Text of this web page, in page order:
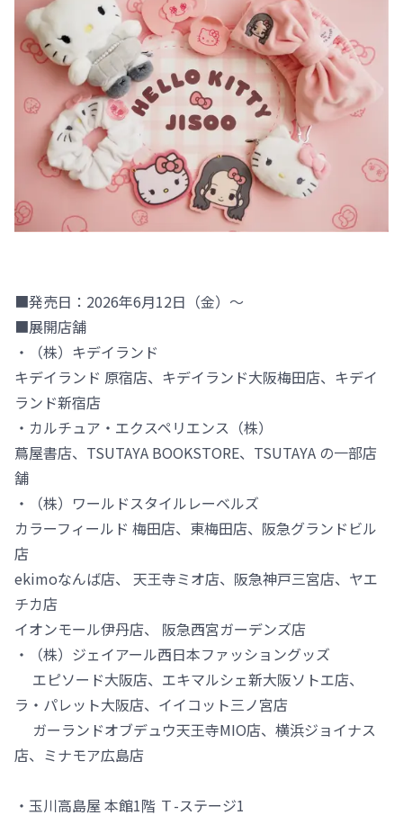
■発売日：2026年6月12日（金）～
■展開店舗
・（株）キデイランド
キデイランド 原宿店、キデイランド大阪梅田店、キデイ
ランド新宿店
・カルチュア・エクスペリエンス（株）
蔦屋書店、TSUTAYA BOOKSTORE、TSUTAYA の一部店
舗
・（株）ワールドスタイルレーベルズ
カラーフィールド 梅田店、東梅田店、阪急グランドビル
店
ekimoなんば店、 天王寺ミオ店、阪急神戸三宮店、ヤエ
チカ店
イオンモール伊丹店、 阪急西宮ガーデンズ店
・（株）ジェイアール西日本ファッショングッズ
エピソード大阪店、エキマルシェ新大阪ソトエ店、
ラ・パレット大阪店、イイコット三ノ宮店
ガーランドオブデュウ天王寺MIO店、横浜ジョイナス
店、ミナモア広島店
・玉川高島屋 本館1階 Ｔ-ステージ1